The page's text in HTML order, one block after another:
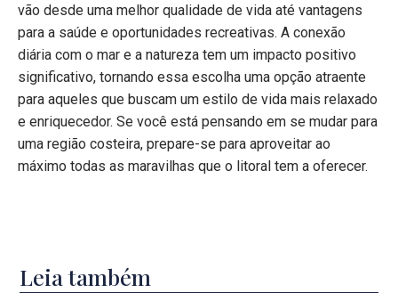
vão desde uma melhor qualidade de vida até vantagens
para a saúde e oportunidades recreativas. A conexão
diária com o mar e a natureza tem um impacto positivo
significativo, tornando essa escolha uma opção atraente
para aqueles que buscam um estilo de vida mais relaxado
e enriquecedor. Se você está pensando em se mudar para
uma região costeira, prepare-se para aproveitar ao
máximo todas as maravilhas que o litoral tem a oferecer.
Leia também